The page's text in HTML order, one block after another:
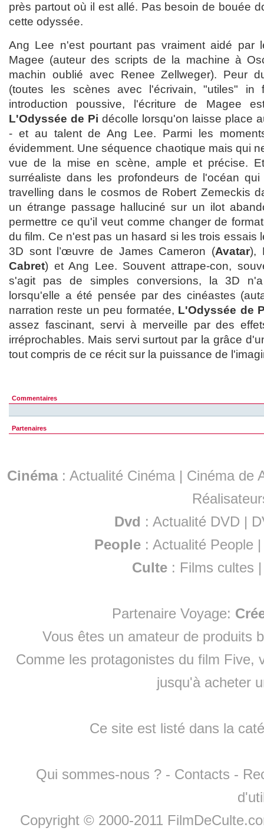
près partout où il est allé. Pas besoin de bouée
cette odyssée.
Ang Lee n'est pourtant pas vraiment aidé par
Magee (auteur des scripts de la machine à
machin oublié avec Renee Zellweger). Peur
(toutes les scènes avec l'écrivain, "utiles" in
introduction poussive, l'écriture de Magee
L'Odyssée de Pi décolle lorsqu'on laisse place
- et au talent de Ang Lee. Parmi les
évidemment. Une séquence chaotique mais qui
vue de la mise en scène, ample et précise.
surréaliste dans les profondeurs de l'océan qui
travelling dans le cosmos de Robert Zemeckis
un étrange passage halluciné sur un ilot
permettre ce qu'il veut comme changer de
du film. Ce n'est pas un hasard si les trois essais
3D sont l’œuvre de James Cameron (Avatar),
Cabret) et Ang Lee. Souvent attrape-con,
s'agit pas de simples conversions, la 3D
lorsqu'elle a été pensée par des cinéastes
narration reste un peu formatée, L'Odyssée de
assez fascinant, servi à merveille par des
irréprochables. Mais servi surtout par la grâce
tout compris de ce récit sur la puissance de
Commentaires
Partenaires
Cinéma: Actualité Cinéma | Cinéma de
Dvd : Actualité DVD |
People :Actualité People
Culte : Films cultes
Partenaire Voyage:
Vous êtes un amateur de produits
Comme les protagonistes du film Five,
jusqu'à acheter
Ce site est listé dans la
Qui sommes-nous ? - Contacts -
Copyright © 2000-2011